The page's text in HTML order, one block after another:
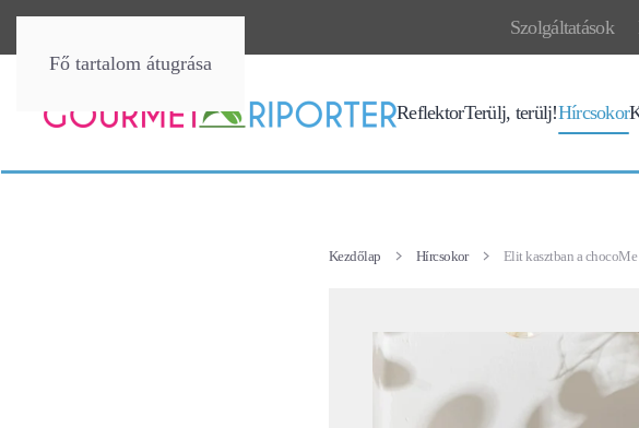
Fő tartalom átugrása
Szolgáltatások
ReflektorTerülj, terülj!Hírcsokor
Kezdőlap Hírcsokor Elit kasztban a chocoMe